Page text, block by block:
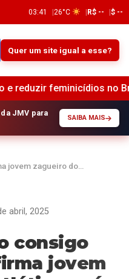
03:41 26°C R$ -- $ --
Quer um site igual a esse?
no Brasil • Crédito
JMV para
SAIBA MAIS
jovem zagueiro do…
abril, 2025
consigo
jovem